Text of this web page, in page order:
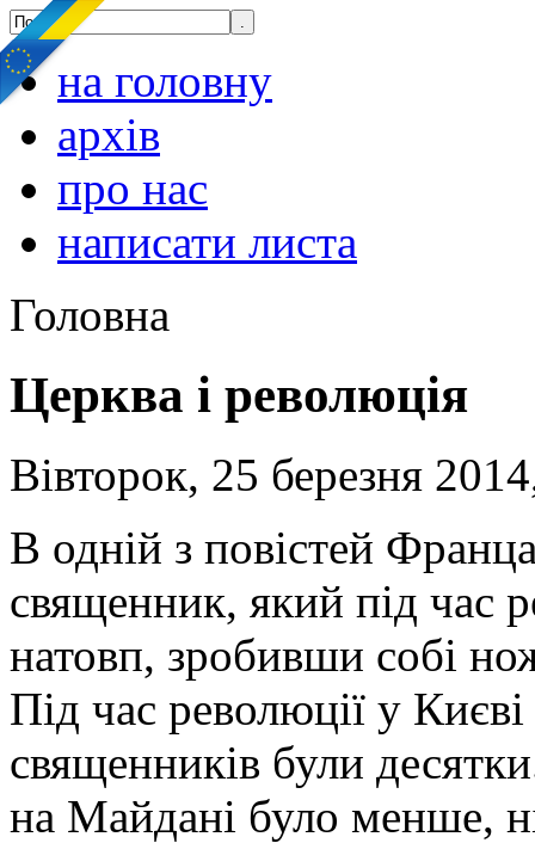
на головну
архів
про нас
написати листа
Головна
Церква і революція
Вівторок, 25 березня
В одній з повістей
священник, який під час
натовп, зробивши собі
Під час революції у
священників були
на Майдані було менше,